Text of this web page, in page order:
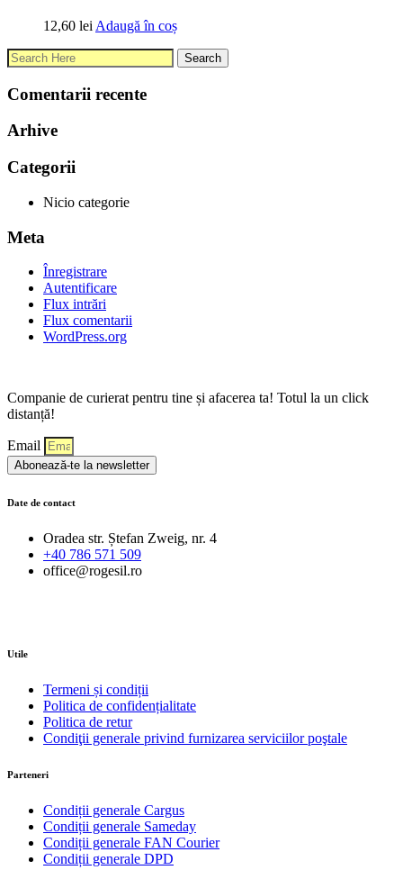
12,60 lei Adaugă în coș
Comentarii recente
Arhive
Categorii
Nicio categorie
Meta
Înregistrare
Autentificare
Flux intrări
Flux comentarii
WordPress.org
Companie de curierat pentru tine și afacerea ta! Totul la un click
distanță!
Email
Abonează-te la newsletter
Date de contact
Oradea str. Ștefan Zweig, nr. 4
+40 786 571 509
office@rogesil.ro
Utile
Termeni și condiții
Politica de confidențialitate
Politica de retur
Condiţii generale privind furnizarea serviciilor poştale
Parteneri
Condiții generale Cargus
Condiții generale Sameday
Condiții generale FAN Courier
Condiții generale DPD